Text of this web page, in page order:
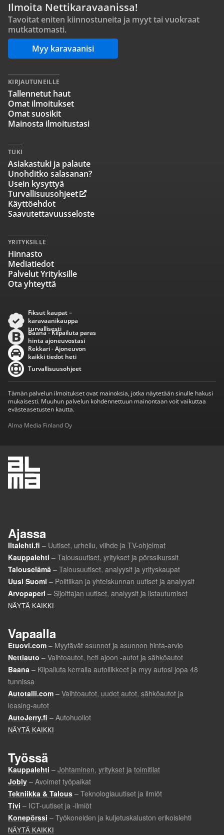
Ilmoita Nettikaravaanissa!
Tavoitat eniten kiinnostuneita ja myyt tai vuokraat
mutkattomasti.
Myy karavaanisi
KIRJAUTUNEILLE
Tallennetut haut
Omat ilmoitukset
Omat suosikit
Mainosta ilmoitustasi
TUKI
Asiakastuki ja palaute
Unohditko salasanan?
Usein kysyttyä
Turvallisuusohjeet
Käyttöehdot
Saavutettavuusseloste
YRITYKSILLE
Hinnasto
Mediatiedot
Palvelut Yrityksille
Ota yhteyttä
Fiksut kaupat –
karavaanikauppa
turvallisesti
Baana - Kilpailuta paras
hinta ajoneuvostasi
Rekkari - Ajoneuvon
kaikki tiedot heti
Turvallisuusohjeet
Tämän palvelun ilmoitukset ovat mainoksia, jotka näytetään sinulle hakusi
mukaisesti. Muuhun palvelun kohdennettuun mainontaan voit vaikuttaa
evästeasetusten kautta.
Alma Media Finland Oy